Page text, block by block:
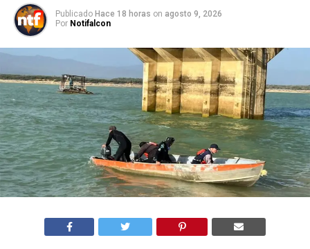
Publicado Hace 18 horas on agosto 9, 2026
Por Notifalcon